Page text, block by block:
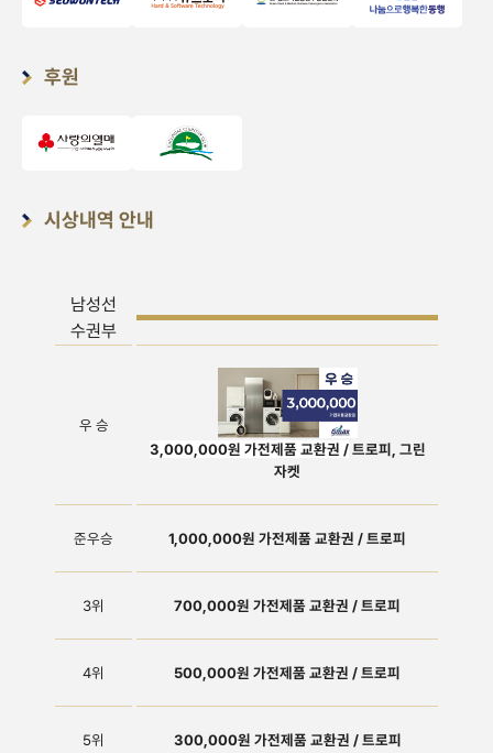
후원
시상내역 안내
남성선
수권부
우 승
3,000,000원 가전제품 교환권 /트로피, 그린
자켓
준우승 1,000,000원 가전제품 교환권 / 트로피
3위 700,000원 가전제품 교환권 /​트로피
4위 500,000원 가전제품 교환권 /​트로피
5위 300,000원 가전제품 교환권 /​트로피